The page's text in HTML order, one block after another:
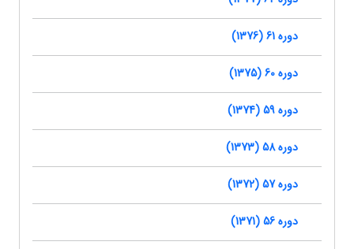
دوره 61 (1376)
دوره 60 (1375)
دوره 59 (1374)
دوره 58 (1373)
دوره 57 (1372)
دوره 56 (1371)